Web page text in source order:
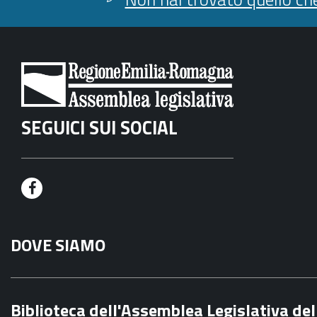
SEGUICI SUI SOCIAL
F
c
e
DOVE SIAMO
Biblioteca dell'Assemblea Legislativa